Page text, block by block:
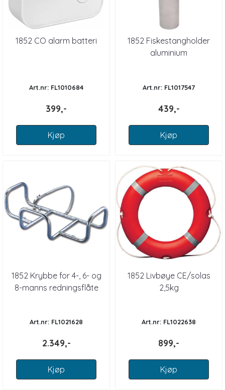
1852 CO alarm batteri
Art.nr: FL1010684
399,-
Kjøp
1852 Fiskestangholder
aluminium
Art.nr: FL1017547
439,-
Kjøp
1852 Krybbe for 4-, 6- og
8-manns redningsflåte
Art.nr: FL1021628
2.349,-
Kjøp
1852 Livbøye CE/solas
2,5kg
Art.nr: FL1022638
899,-
Kjøp